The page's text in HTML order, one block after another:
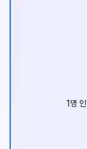
1명